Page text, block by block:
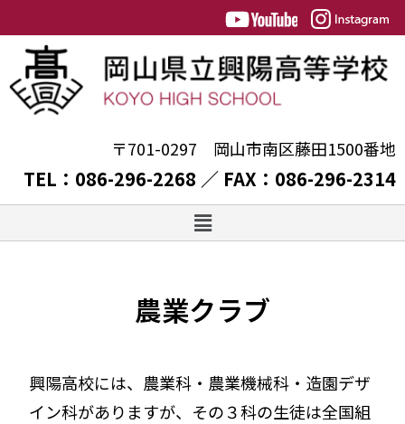
〒701-0297 岡山市南区藤田1500番地
TEL：086-296-2268 ／ FAX：086-296-2314
農業クラブ
興陽高校には、農業科・農業機械科・造園デザ
イン科がありますが、その３科の生徒は全国組